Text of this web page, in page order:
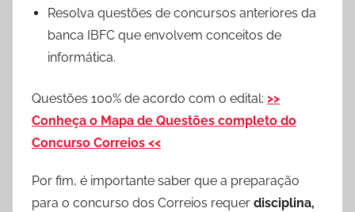
Resolva questões de concursos anteriores da
banca IBFC que envolvem conceitos de
informática.
Questões 100% de acordo com o edital: >>
Conheça o Mapa de Questões completo do
Concurso Correios <<
Por fim, é importante saber que a preparação
para o concurso dos Correios requer disciplina,